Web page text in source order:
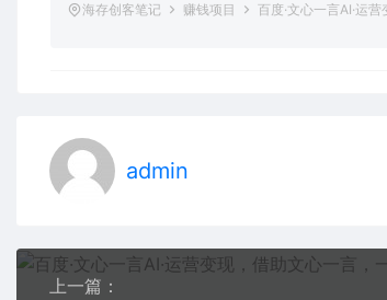
海存创客笔记 赚钱项目 百度·文心一言AI·运
admin
上一篇：